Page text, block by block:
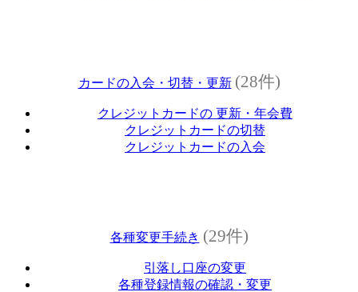
カードの入会・切替・更新 (28件)
クレジットカードの 更新・年会費
クレジットカードの切替
クレジットカードの入会
各種変更手続き (29件)
引落し口座の変更
各種登録情報の確認・変更